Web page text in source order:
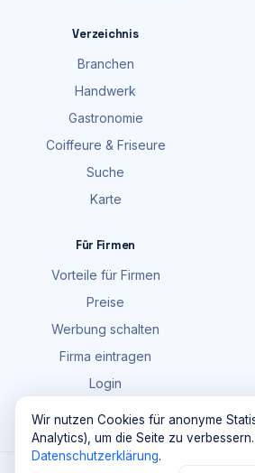
Verzeichnis
Branchen
Handwerk
Gastronomie
Coiffeure & Friseure
Suche
Karte
Für Firmen
Vorteile für Firmen
Preise
Werbung schalten
Firma eintragen
Login
Wir nutzen Cookies für anonyme
Analytics), um die Seite zu
Datenschutzerklärung.